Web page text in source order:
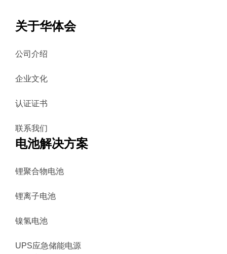
关于华体会
公司介绍
企业文化
认证证书
联系我们
电池解决方案
锂聚合物电池
锂离子电池
镍氢电池
UPS应急储能电源